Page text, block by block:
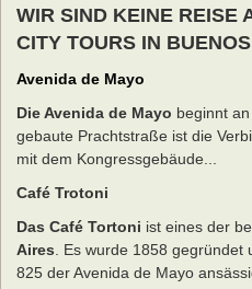
WIR SIND KEINE REISE
CITY TOURS IN
Avenida de Mayo
Die Avenida de Mayo beginnt
gebaute Prachtstraße ist die
mit dem Kongressgebäude...
Café Trotoni
Das Café Tortoni ist eines der
Aires. Es wurde 1858 gegründet
825 der Avenida de Mayo